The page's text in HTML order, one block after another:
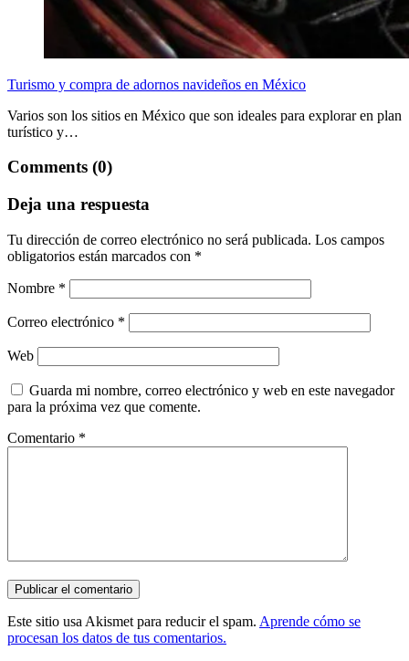
Turismo y compra de adornos navideños en México
Varios son los sitios en México que son ideales para explorar en plan
turístico y…
Comments (0)
Deja una respuesta
Tu dirección de correo electrónico no será publicada. Los campos
obligatorios están marcados con *
Nombre *
Correo electrónico *
Web
Guarda mi nombre, correo electrónico y web en este navegador
para la próxima vez que comente.
Comentario *
Este sitio usa Akismet para reducir el spam. Aprende cómo se
procesan los datos de tus comentarios.